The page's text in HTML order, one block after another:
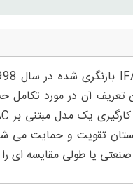
آن در مورد تکامل
تقویت و حمایت می
یا طولی مقایسه ای را